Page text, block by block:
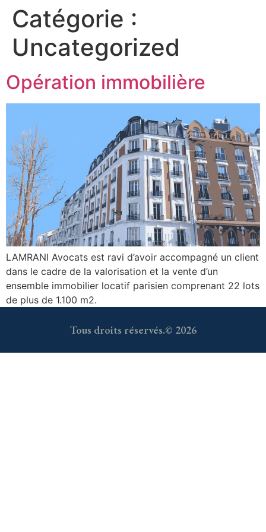
Catégorie :
Uncategorized
Opération immobilière
LAMRANI Avocats est ravi d’avoir accompagné un client
dans le cadre de la valorisation et la vente d’un
ensemble immobilier locatif parisien comprenant 22 lots
de plus de 1.100 m2.
Tous droits réservés.© 2026